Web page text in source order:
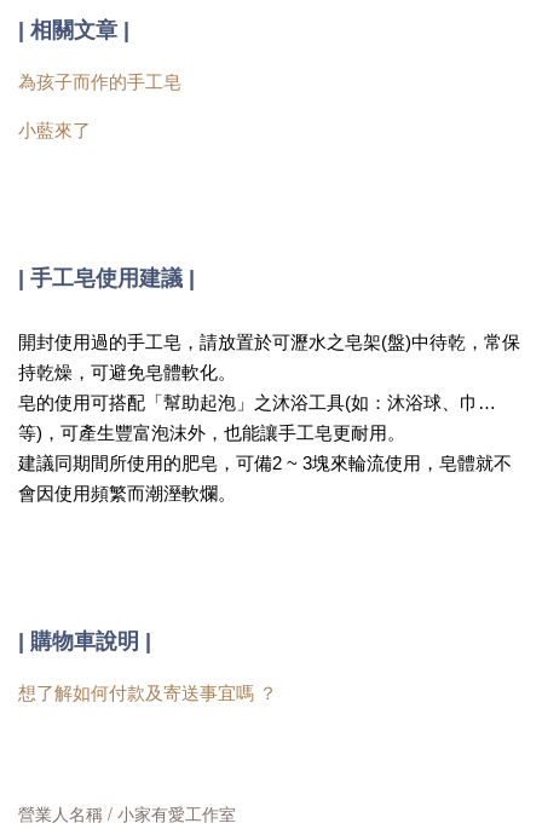
| 相關文章 |
為孩子而作的手工皂
小藍來了
| 手工皂使用建議 |
開封使用過的手工皂，請放置於可瀝水之皂架(盤)中待乾，常保
持乾燥，可避免皂體軟化。
皂的使用可搭配「幫助起泡」之沐浴工具(如：沐浴球、巾…
等)，可產生豐富泡沫外，也能讓手工皂更耐用。
建議同期間所使用的肥皂，可備2 ~ 3塊來輪流使用，皂體就不
會因使用頻繁而潮溼軟爛。
| 購物車說明 |
想了解如何付款及寄送事宜嗎 ？
營業人名稱 / 小家有愛工作室